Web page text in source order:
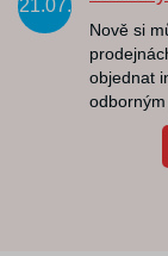
21.07.
Nově si
objednat
odborným